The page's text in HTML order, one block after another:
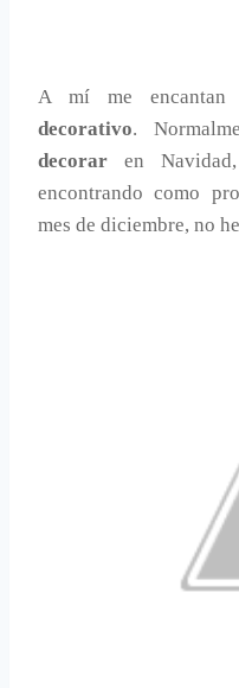
A mí me
decorativo.
decorar en
encontrando como
mes de diciembre, no